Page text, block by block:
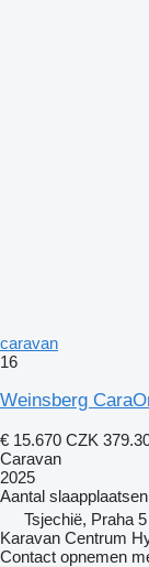
caravan
16
Weinsberg
€ 15.670 CZK
Caravan
2025
Aantal slaapplaatsen
Tsjechië, Praha 5
Karavan Centrum
Contact opnemen